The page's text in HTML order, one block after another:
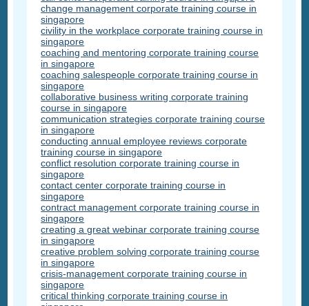
change management corporate training course in
singapore
civility in the workplace corporate training course in
singapore
coaching and mentoring corporate training course
in singapore
coaching salespeople corporate training course in
singapore
collaborative business writing corporate training
course in singapore
communication strategies corporate training course
in singapore
conducting annual employee reviews corporate
training course in singapore
conflict resolution corporate training course in
singapore
contact center corporate training course in
singapore
contract management corporate training course in
singapore
creating a great webinar corporate training course
in singapore
creative problem solving corporate training course
in singapore
crisis-management corporate training course in
singapore
critical thinking corporate training course in